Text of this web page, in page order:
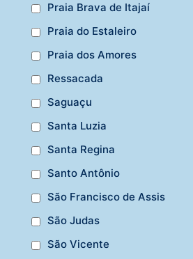
Praia Brava de Itajaí
Praia do Estaleiro
Praia dos Amores
Ressacada
Saguaçu
Santa Luzia
Santa Regina
Santo Antônio
São Francisco de Assis
São Judas
São Vicente